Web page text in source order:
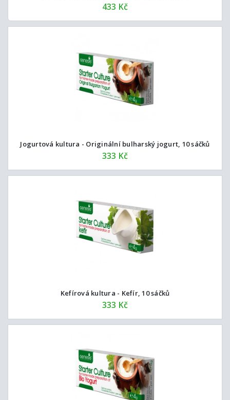
433 Kč
Jogurtová kultura - Originální bulharský jogurt, 10 sáčků
333 Kč
Kefírová kultura - Kefír, 10 sáčků
333 Kč